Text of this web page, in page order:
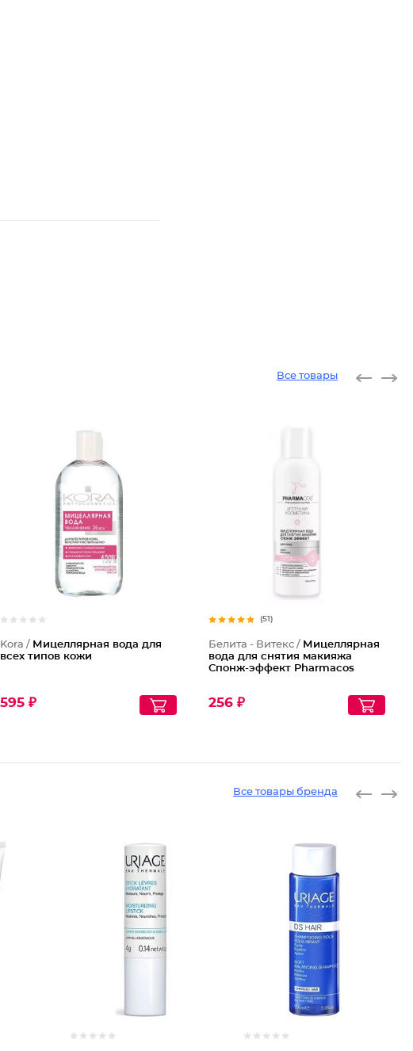
Все товары
Kora / Мицеллярная вода для
всех типов кожи
595 ₽
(51)
Белита - Витекс / Мицеллярная
вода для снятия макияжа
Спонж-эффект Pharmacos
256 ₽
Все товары бренда